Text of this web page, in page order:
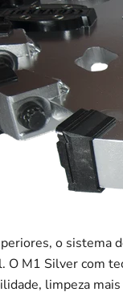
o sistema
O M1 Silver com
limpeza